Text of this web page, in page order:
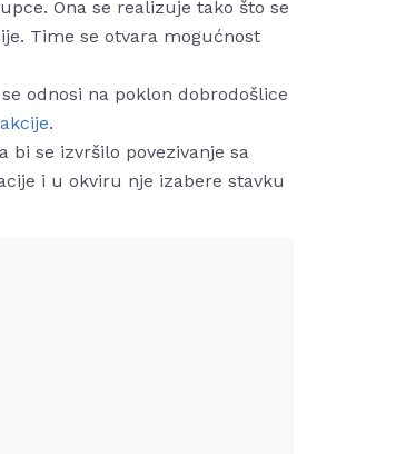
Ona se realizuje tako što se
Time se otvara mogućnost
odnosi na poklon dobrodošlice
.
bi se izvršilo povezivanje sa
i u okviru nje izabere stavku